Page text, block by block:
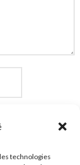
technologies
site dans